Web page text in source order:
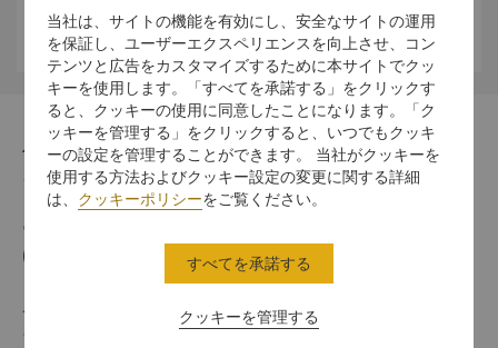
Tourism Bureau websiteをご覧ください。
住所
10675 201 Tun Hwa South Road, Section 2, Taipei
電話番号
(886 2) 2378 8888
チェックイン / チェックアウト
シャングリ・ラでのご滞在をお楽しみください。
当社は、サイトの機能を有効にし、安全なサイトの運用
を保証し、ユーザーエクスペリエンスを向上させ、コン
テンツと広告をカスタマイズするために本サイトでクッ
キーを使用します。「すべてを承諾する」をクリックす
ると、クッキーの使用に同意したことになります。「ク
ッキーを管理する」をクリックすると、いつでもクッキ
ーの設定を管理することができます。 当社がクッキーを
使用する方法およびクッキー設定の変更に関する詳細
は、 クッキーポリシーをご覧ください。
クッキーを管理する
すべてを承諾する